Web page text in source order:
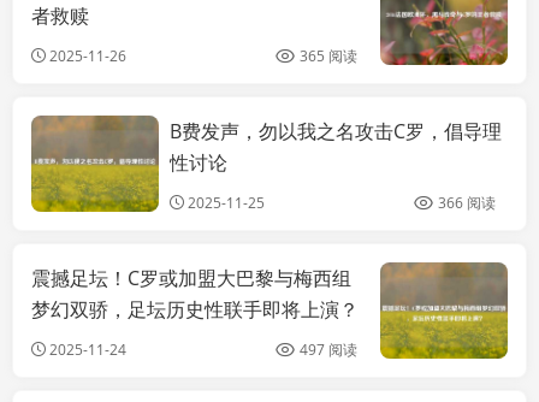
者救赎
2025-11-26 365 阅读
综合
B费发声，勿以我之名攻击C罗，倡导理
性讨论
2025-11-25 366 阅读
震撼足坛！C罗或加盟大巴黎与梅西组
梦幻双骄，足坛历史性联手即将上演？
2025-11-24 497 阅读